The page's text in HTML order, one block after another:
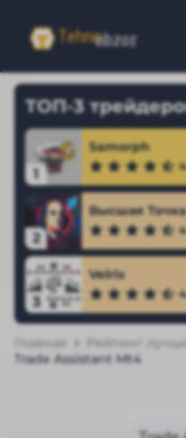
ТОП-3
1
Samorph
2
Высшая Точка
3
Velrix
Главная
Рейтинг
Trade Assistant Mt4